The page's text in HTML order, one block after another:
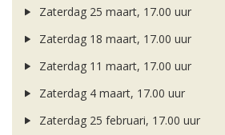
Zaterdag 25 maart, 17.00 uur
Zaterdag 18 maart, 17.00 uur
Zaterdag 11 maart, 17.00 uur
Zaterdag 4 maart, 17.00 uur
Zaterdag 25 februari, 17.00 uur